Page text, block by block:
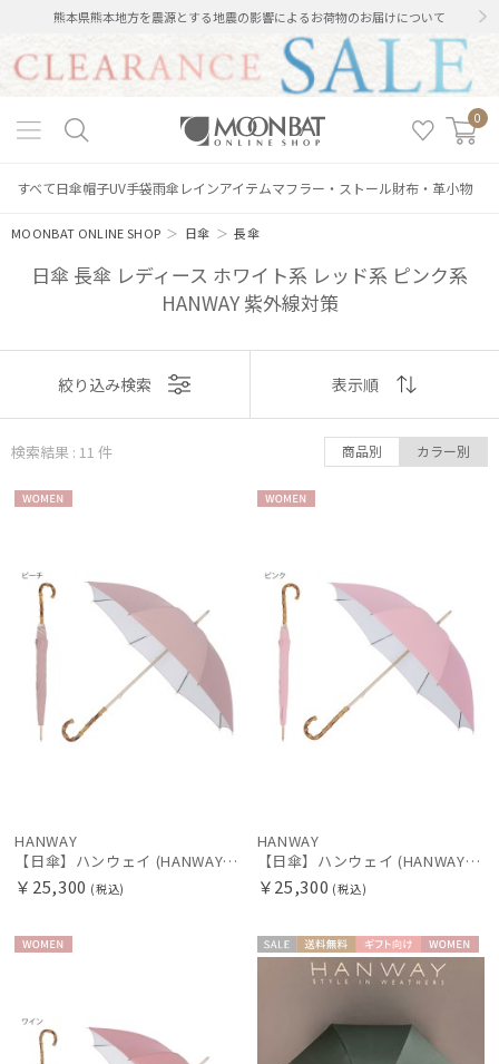
熊本県熊本地方を震源とする地震の影響によるお荷物のお届けについて
0
すべて日傘帽子UV手袋雨傘 レインアイテムマフラー・ストール財布・革小物
MOONBAT ONLINE SHOP ＞ 日傘 ＞長傘
日傘 長傘 レディース ホワイト系 レッド系 ピンク系
HANWAY 紫外線対策
絞り込み
ブランド
estaa
エスタ
表示
おすすめ
順
価格の低い
順
売上点数順
絞り込み検索 表示順
検索結果 : 11 件 商品別 カラー別
HANWAY
【日傘】ハンウェイ (HANWAY) Pシエスタ 白ラミネート ナチュラルカラー 長傘 オールウェザー 遮光 竹手元 晴雨兼用 UV 日本製
￥25,300 (税込)
HANWAY
【日傘】ハンウェイ (HANWAY) Pシエスタ 白ラミネート ナチュラルカラー 長傘 オールウェザー 遮光 竹手元 晴雨兼用 UV 日本製
￥25,300 (税込)
セー 送料無 ギフト
向け
WOME
N